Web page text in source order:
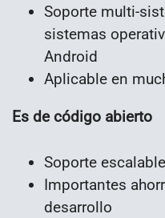
Soporte multi-
sistemas
Android
Aplicable en
Es de código abierto
Soporte escalable
Importantes
desarrollo